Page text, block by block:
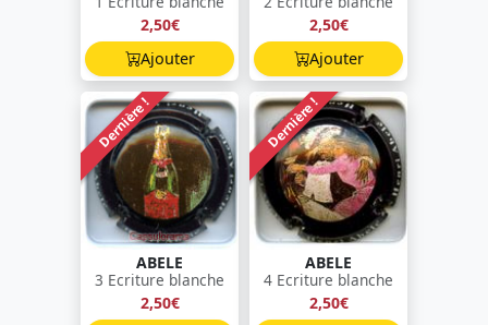
2,50€
Ajouter
2,50€
Ajouter
Dernière !
ABELE
3 Ecriture blanche
2,50€
Dernière !
ABELE
4 Ecriture blanche
2,50€